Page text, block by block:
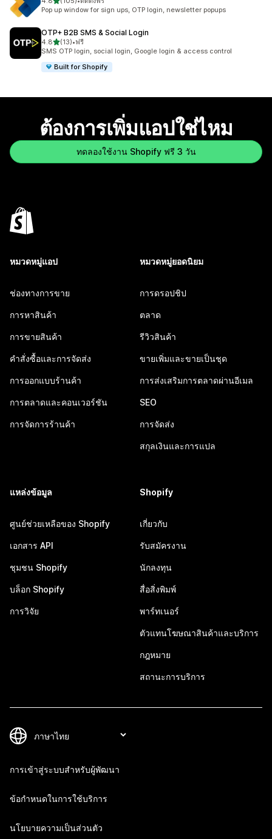
ทั้งหมด 105 รีวิว
Pop up window for sign ups, OTP login, newsletter popups
OTP+ B2B SMS & Social Login
4.8เต็ม 5 ดาว
(13)
ทั้งหมด 13 รีวิว
•ฟรี
SMS OTP login, social login, Google login & access control
Built for Shopify
ต้องการเพิ่มแอปใช่ไหม
ทดลองใช้งาน Shopify ฟรี 3 วัน
หมวดหมู่แอป
ช่องทางการขาย
การหาสินค้า
การขายสินค้า
คำสั่งซื้อและการจัดส่ง
การออกแบบร้านค้า
การตลาดและคอนเวอร์ชัน
การจัดการร้านค้า
หมวดหมู่ยอดนิยม
การดรอปชิป
ตลาด
รีวิวสินค้า
ขายเพิ่มและขายเป็นชุด
การส่งเสริมการตลาดผ่านอีเมล
SEO
การจัดส่ง
สกุลเงินและการแปล
แหล่งข้อมูล
ศูนย์ช่วยเหลือของ Shopify
เอกสาร API
ชุมชน Shopify
บล็อก Shopify
การวิจัย
Shopify
เกี่ยวกับ
รับสมัครงาน
นักลงทุน
สื่อสิ่งพิมพ์
พาร์ทเนอร์
ตัวแทนโฆษณาสินค้าและบริการ
กฎหมาย
สถานะการบริการ
การเข้าสู่ระบบสำหรับผู้พัฒนา
ข้อกำหนดในการใช้บริการ
นโยบายความเป็นส่วนตัว